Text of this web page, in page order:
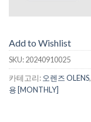
Add to Wishlist
SKU:20240910025
카테고리: 오렌즈 OLENS,
용 [MONTHLY]